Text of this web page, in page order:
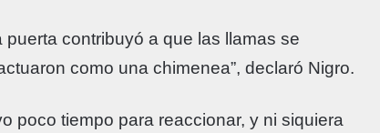
contribuyó a que las llamas se
como una chimenea”, declaró Nigro.
poco tiempo para reaccionar, y ni siquiera